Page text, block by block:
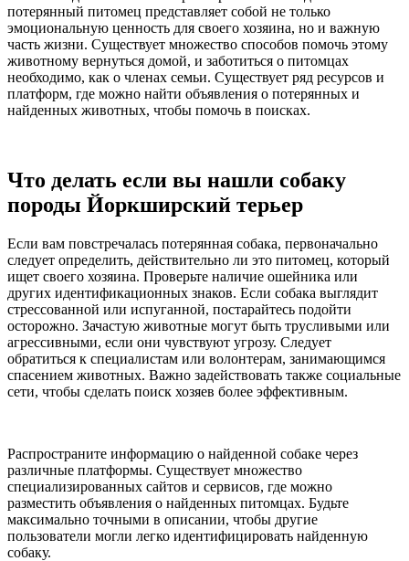
потерянный питомец представляет собой не только
эмоциональную ценность для своего хозяина, но и важную
часть жизни. Существует множество способов помочь этому
животному вернуться домой, и заботиться о питомцах
необходимо, как о членах семьи. Существует ряд ресурсов и
платформ, где можно найти объявления о потерянных и
найденных животных, чтобы помочь в поисках.
Что делать если вы нашли собаку
породы Йоркширский терьер
Если вам повстречалась потерянная собака, первоначально
следует определить, действительно ли это питомец, который
ищет своего хозяина. Проверьте наличие ошейника или
других идентификационных знаков. Если собака выглядит
стрессованной или испуганной, постарайтесь подойти
осторожно. Зачастую животные могут быть трусливыми или
агрессивными, если они чувствуют угрозу. Следует
обратиться к специалистам или волонтерам, занимающимся
спасением животных. Важно задействовать также социальные
сети, чтобы сделать поиск хозяев более эффективным.
Распространите информацию о найденной собаке через
различные платформы. Существует множество
специализированных сайтов и сервисов, где можно
разместить объявления о найденных питомцах. Будьте
максимально точными в описании, чтобы другие
пользователи могли легко идентифицировать найденную
собаку.